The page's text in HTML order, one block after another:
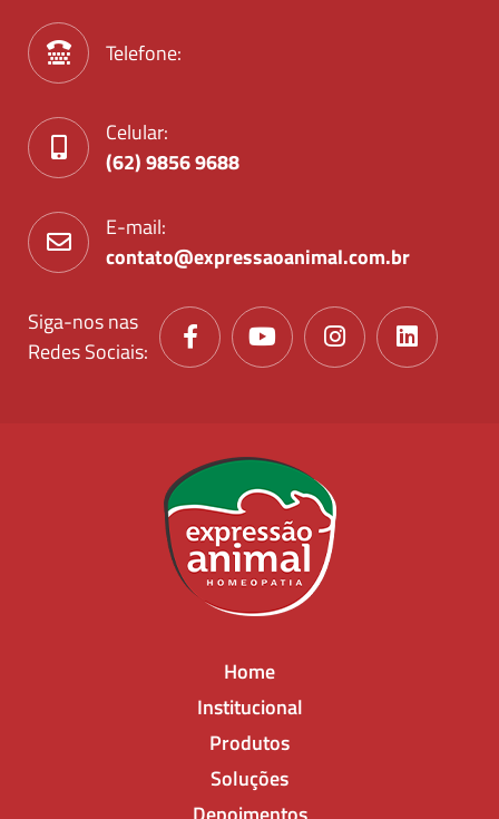
Telefone:
Celular:
(62) 9856 9688
E-mail:
contato@expressaoanimal.com.br
Siga-nos nas
Redes Sociais:
Home
Institucional
Produtos
Soluções